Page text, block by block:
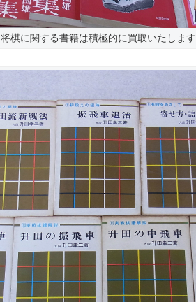
将棋に関する書籍は積極的に買取いたします